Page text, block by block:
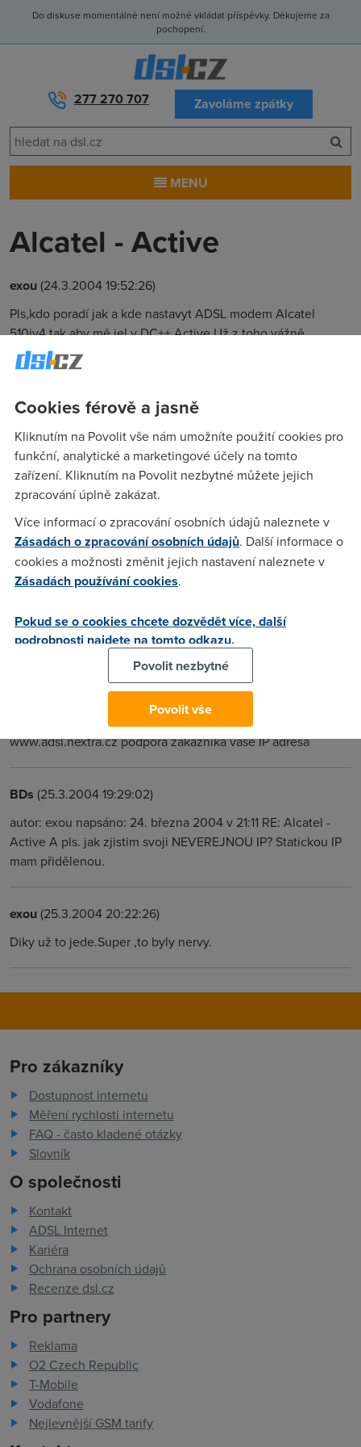
Do diskuse momentálně není možné vkládat příspěvky. Děkujeme za
pochopení.
277 270 707 Zavoláme zpátky
MENU
Alcatel - Active
exou(24.3.2004 19:52:26)
Pls,kdo poradí jak a kde nastavyt ADSL modem Alcatel
510iv4 tak aby mě jel v DC++ Active.Už z toho vážně
rostu.Diky moc!!
BDs(24.3.2004 20:04:42)
IE -> 10.0.0.138 -> Advanced -> NAT -> Default Server ->
Vepsat svoje neverejny IP
exou
(24.3.2004 21:11:50)
A pls. jak zjistim svoji neverejnou IP? Statickou IP mam
přidělenou.
BDs (24.3.2004 22:31:46)
Pripojeni k mistni siti - pravym - stav - druha zalozka
(25.3.2004 17:02:13)
http://www.whatismyip.com/, a zakaznici nextry na
www.adsl.nextra.cz podpora zakaznika vase IP adresa
BDs (25.3.2004 19:29:02)
autor: exou napsáno: 24. března 2004 v 21:11 RE: Alcatel -
Active A pls. jak zjistim svoji NEVEREJNOU IP? Statickou IP
mam přidělenou.
exou(25.3.2004 20:22:26)
Diky už to jede.Super ,to byly nervy.
Pro zákazníky
Dostupnost internetu
Měření rychlosti internetu
FAQ - často kladené otázky
Slovník
O společnosti
Kontakt
ADSL Internet
Kariéra
Ochrana osobních údajů
Recenze dsl.cz
Pro partnery
Reklama
O2 Czech Republic
T-Mobile
Vodafone
Nejlevnější GSM tarify
Cookies férově a jasně
Kliknutím na Povolit vše nám umožníte použití cookies pro
funkční, analytické a marketingové účely na tomto
zařízení. Kliknutím na Povolit nezbytné můžete jejich
zpracování úplně zakázat.
Více informací o zpracování osobních údajů naleznete v
Zásadách o zpracování osobních údajů. Další informace o
cookies a možnosti změnit jejich nastavení naleznete v
Zásadách používání cookies.
Pokud se o cookies chcete dozvědět více, další
podrobnosti najdete na tomto odkazu.
Povolit nezbytné
Povolit vše